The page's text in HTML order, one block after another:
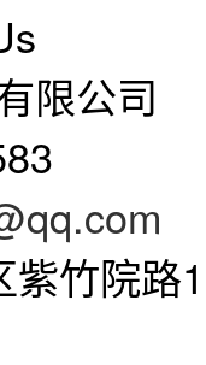
限公司
竹院路